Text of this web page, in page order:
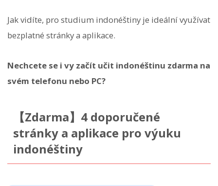
Jak vidíte, pro studium indonéštiny je ideální využívat
bezplatné stránky a aplikace.
Nechcete se i vy začít učit indonéštinu zdarma na
svém telefonu nebo PC?
【Zdarma】4 doporučené
stránky a aplikace pro výuku
indonéštiny